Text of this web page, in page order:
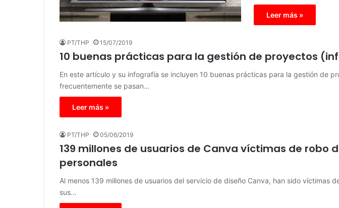
Leer más »
PT/THP 15/07/2019
10 buenas prácticas para la gestión de proyectos
En este artículo y su infografía se incluyen 10 buenas prácticas para la gestión de
frecuentemente se pasan…
Leer más »
PT/THP 05/06/2019
139 millones de usuarios de Canva víctimas de robo
personales
Al menos 139 millones de usuarios del servicio de diseño Canva, han sido víctimas
sus…